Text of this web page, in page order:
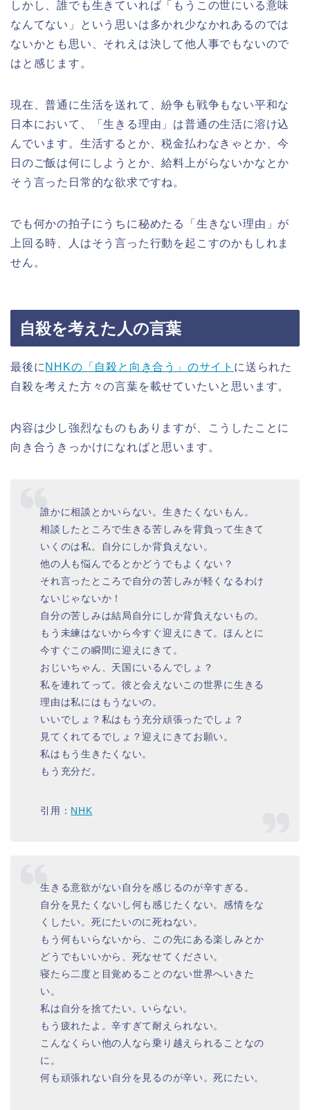
しかし、誰でも生きていれば「もうこの世にいる意味
なんてない」という思いは多かれ少なかれあるのでは
ないかとも思い、それえは決して他人事でもないので
はと感じます。
現在、普通に生活を送れて、紛争も戦争もない平和な
日本において、「生きる理由」は普通の生活に溶け込
んでいます。生活するとか、税金払わなきゃとか、今
日のご飯は何にしようとか、給料上がらないかなとか
そう言った日常的な欲求ですね。
でも何かの拍子にうちに秘めたる「生きない理由」が
上回る時、人はそう言った行動を起こすのかもしれま
せん。
自殺を考えた人の言葉
最後に NHKの「自殺と向き合う」のサイト に送られた
自殺を考えた方々の言葉を載せていたいと思います。
内容は少し強烈なものもありますが、こうしたことに
向き合うきっかけになればと思います。
誰かに相談とかいらない。生きたくないもん。
相談したところで生きる苦しみを背負って生きて
いくのは私。自分にしか背負えない。
他の人も悩んでるとかどうでもよくない？
それ言ったところで自分の苦しみが軽くなるわけ
ないじゃないか！
自分の苦しみは結局自分にしか背負えないもの。
もう未練はないから今すぐ迎えにきて。ほんとに
今すぐこの瞬間に迎えにきて。
おじいちゃん、天国にいるんでしょ？
私を連れてって。彼と会えないこの世界に生きる
理由は私にはもうないの。
いいでしょ？私はもう充分頑張ったでしょ？
見てくれてるでしょ？迎えにきてお願い。
私はもう生きたくない。
もう充分だ。
引用： NHK
生きる意欲がない自分を感じるのが辛すぎる。
自分を見たくないし何も感じたくない。感情をな
くしたい。死にたいのに死ねない。
もう何もいらないから、この先にある楽しみとか
どうでもいいから、死なせてください。
寝たら二度と目覚めることのない世界へいきた
い。
私は自分を捨てたい。いらない。
もう疲れたよ。辛すぎて耐えられない。
こんなくらい他の人なら乗り越えられることなの
に。
何も頑張れない自分を見るのが辛い。死にたい。